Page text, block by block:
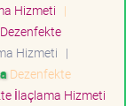
Hizmeti |
Dezenfekte
Hizmeti |
Dezenfekte
İlaçlama Hizmeti